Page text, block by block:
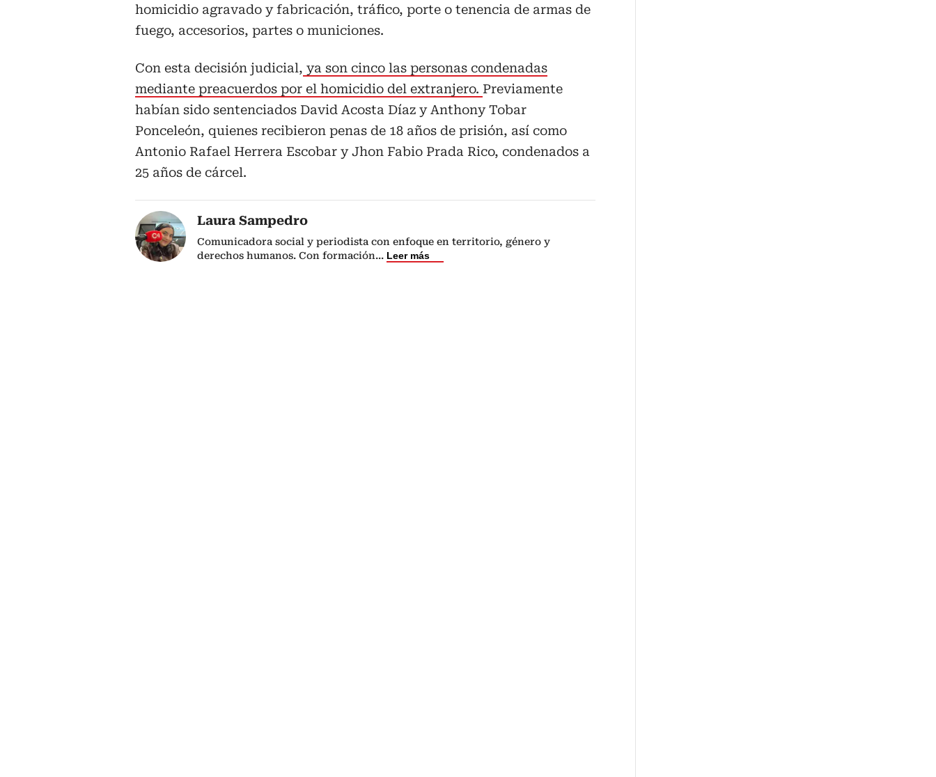
homicidio agravado y fabricación, tráfico, porte o tenencia de armas de
fuego, accesorios, partes o municiones.
Con esta decisión judicial, ya son cinco las personas condenadas
mediante preacuerdos por el homicidio del extranjero. Previamente
habían sido sentenciados David Acosta Díaz y Anthony Tobar
Ponceleón, quienes recibieron penas de 18 años de prisión, así como
Antonio Rafael Herrera Escobar y Jhon Fabio Prada Rico, condenados a
25 años de cárcel.
Laura Sampedro
Comunicadora social y periodista con enfoque en territorio, género y
derechos humanos. Con formación... Leer más